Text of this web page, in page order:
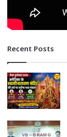
Recent Posts